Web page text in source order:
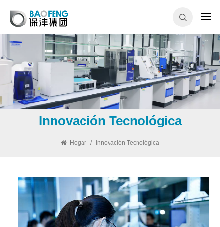
Innovación Tecnológica
Hogar / Innovación Tecnológica